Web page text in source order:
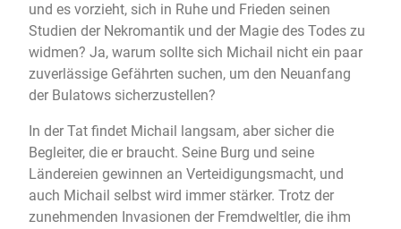
und es vorzieht, sich in Ruhe und Frieden seinen
Studien der Nekromantik und der Magie des Todes zu
widmen? Ja, warum sollte sich Michail nicht ein paar
zuverlässige Gefährten suchen, um den Neuanfang
der Bulatows sicherzustellen?
In der Tat findet Michail langsam, aber sicher die
Begleiter, die er braucht. Seine Burg und seine
Ländereien gewinnen an Verteidigungsmacht, und
auch Michail selbst wird immer stärker. Trotz der
zunehmenden Invasionen der Fremdweltler, die ihm